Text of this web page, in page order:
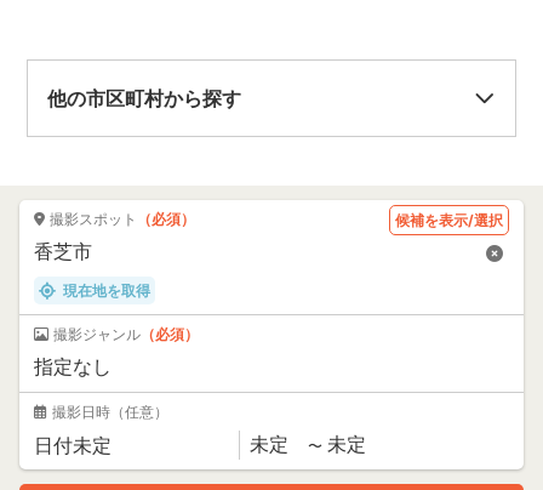
他の市区町村から探す
撮影スポット （必須） 候補を表示/選択
現在地を取得
撮影ジャンル （必須）
撮影日時 （任意）